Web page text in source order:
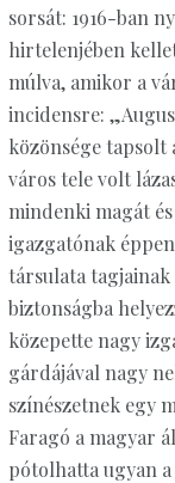
sorsát: 1916-ban
hirtelenjében
múlva, amikor a
incidensre:
közönsége tapsolt
város tele volt
mindenki magát
igazgatónak
társulata tagjainak
biztonságba
közepette nagy
gárdájával nagy
színészetnek egy
Faragó a magyar
pótolhatta ugyan